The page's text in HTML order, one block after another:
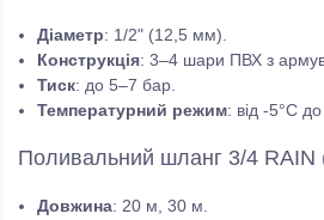
Діаметр: 1/2" (12,5 мм).
Конструкція: 3–4 шари ПВХ з
Тиск: до 5–7 бар.
Температурний режим: від -5°C
Поливальний шланг 3/4 RAIN
Довжина: 20 м, 30 м.